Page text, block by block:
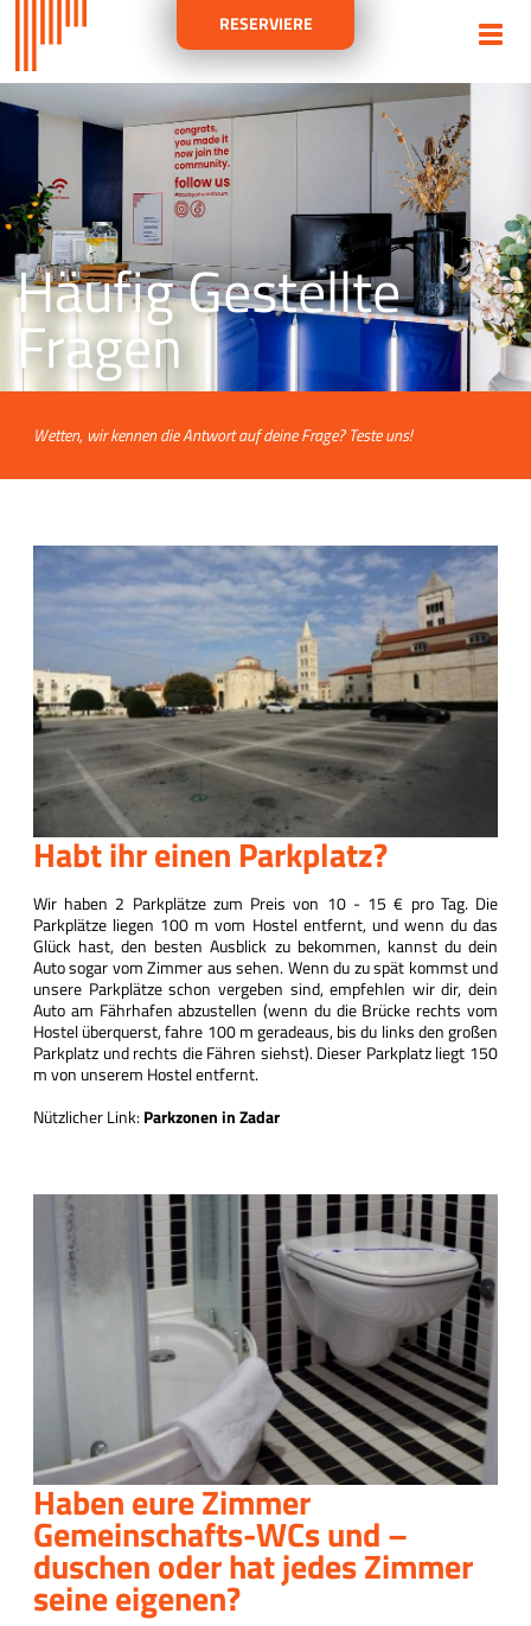
RESERVIERE
Häufig Gestellte
Fragen
Wetten, wir kennen die Antwort auf deine Frage? Teste uns!
Habt ihr einen Parkplatz?
Wir haben 2 Parkplätze zum Preis von 10 - 15 € pro Tag. Die
Parkplätze liegen 100 m vom Hostel entfernt, und wenn du das
Glück hast, den besten Ausblick zu bekommen, kannst du dein
Auto sogar vom Zimmer aus sehen. Wenn du zu spät kommst und
unsere Parkplätze schon vergeben sind, empfehlen wir dir, dein
Auto am Fährhafen abzustellen (wenn du die Brücke rechts vom
Hostel überquerst, fahre 100 m geradeaus, bis du links den großen
Parkplatz und rechts die Fähren siehst). Dieser Parkplatz liegt 150
m von unserem Hostel entfernt.
Nützlicher Link:Parkzonen in Zadar
Haben eure Zimmer
Gemeinschafts-WCs und –
duschen oder hat jedes Zimmer
seine eigenen?